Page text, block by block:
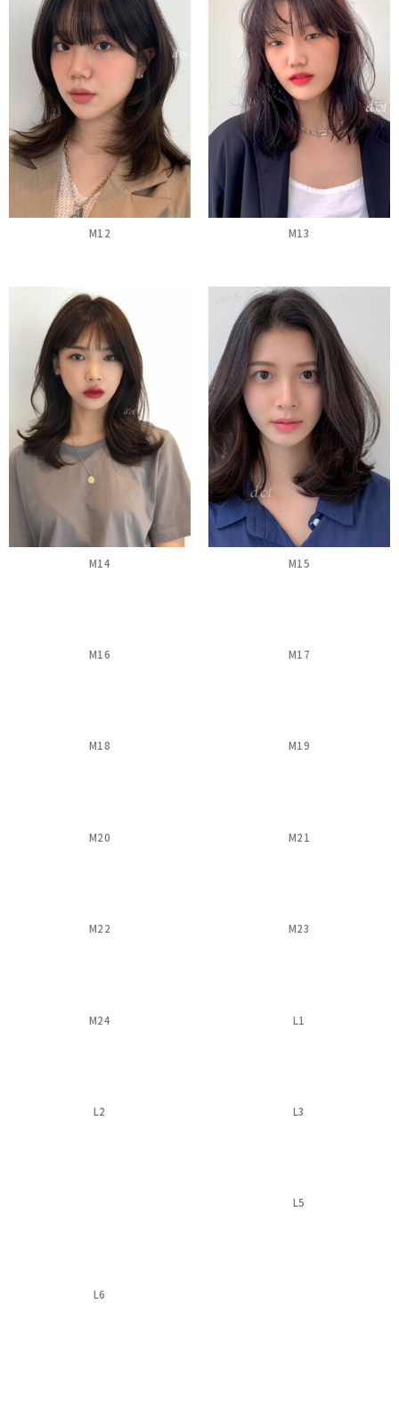
M12 M13
M14 M15
M16 M17
M18 M19
M20 M21
M22 M23
M24 L1
L2 L3
L5
L6